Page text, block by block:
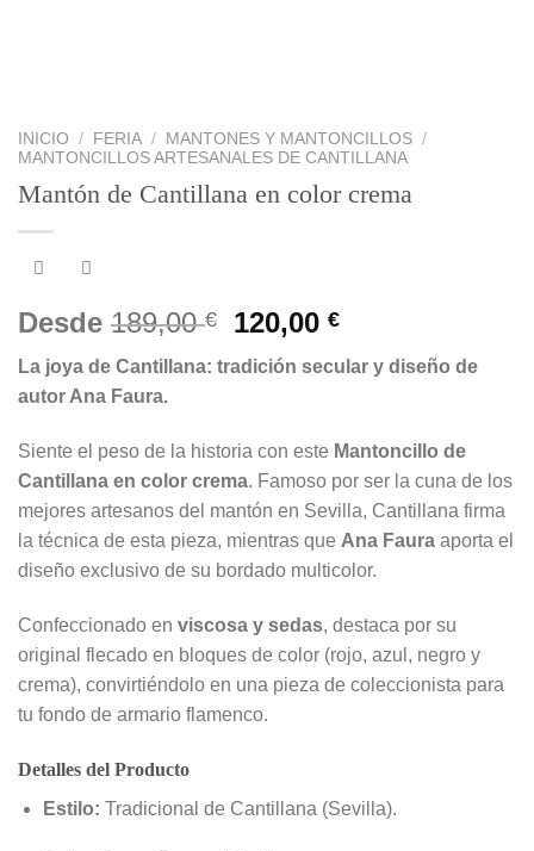
INICIO / FERIA / MANTONES Y MANTONCILLOS /
MANTONCILLOS ARTESANALES DE CANTILLANA
Mantón de Cantillana en color crema
Desde 189,00€
El
precio
original
189,00 €.
120,00€El
actual
120,00 €.
La joya de Cantillana: tradición secular y diseño de
autor Ana Faura.
Siente el peso de la historia con este Mantoncillo de
Cantillana en color crema. Famoso por ser la cuna de los
mejores artesanos del mantón en Sevilla, Cantillana firma
la técnica de esta pieza, mientras que Ana Faura aporta el
diseño exclusivo de su bordado multicolor.
Confeccionado en viscosa y sedas, destaca por su
original flecado en bloques de color (rojo, azul, negro y
crema), convirtiéndolo en una pieza de coleccionista para
tu fondo de armario flamenco.
Detalles del Producto
Estilo: Tradicional de Cantillana (Sevilla).